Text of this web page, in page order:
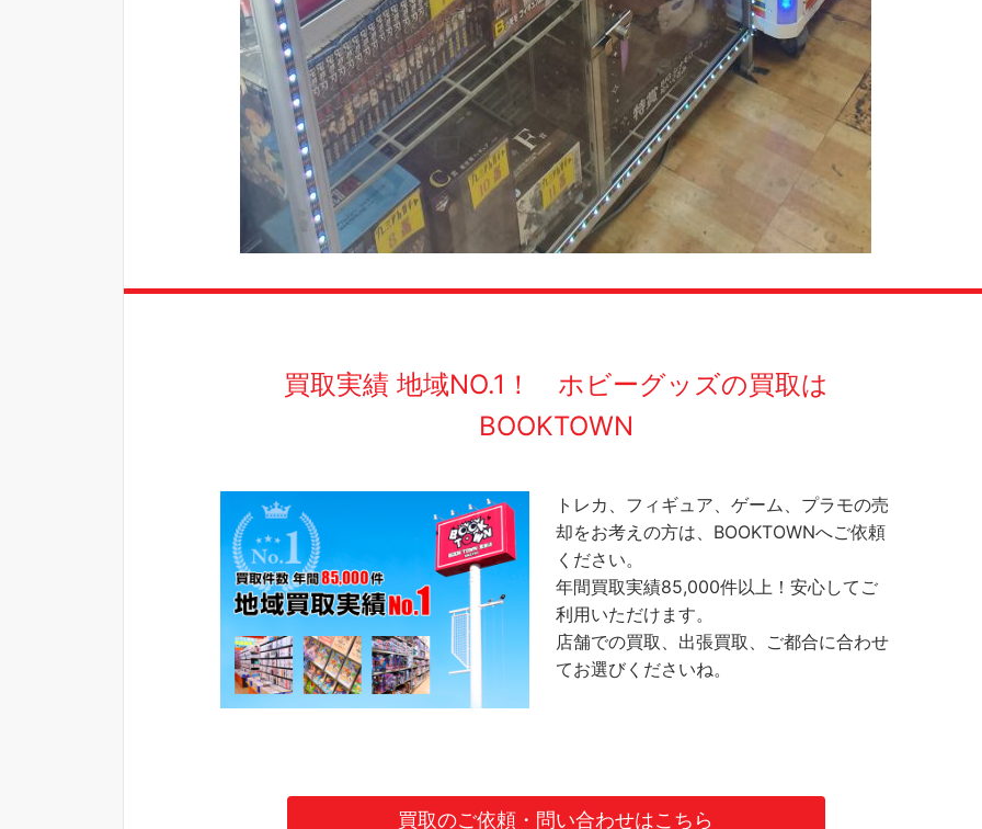
買取実績 地域NO.1！ ホビーグッズの買取は
BOOKTOWN
トレカ、フィギュア、ゲーム、プラモの売
却をお考えの方は、BOOKTOWNへご依頼
ください。
年間買取実績85,000件以上！安心してご
利用いただけます。
店舗での買取、出張買取、ご都合に合わせ
てお選びくださいね。
買取のご依頼・問い合わせはこちら